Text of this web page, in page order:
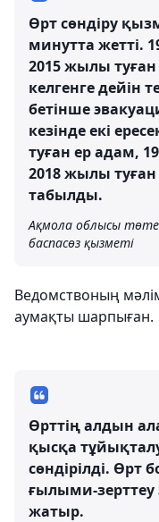
Өрт сөндіру
минутта жетті.
2015 жылы туған
келгенге дейін
бетінше
кезінде екі
туған ер адам,
2018 жылы туған
табылды.
Ақмола облысы
баспасөз қызметі
Ведомствоның
аумақты шарпыған.
Өрттің алдын
қысқа
сөндірілді. Өрт
ғылыми-зерттеу
жатыр.